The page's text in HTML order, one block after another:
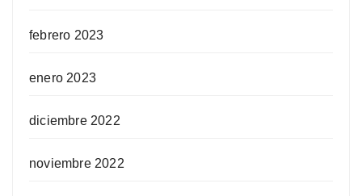
febrero 2023
enero 2023
diciembre 2022
noviembre 2022